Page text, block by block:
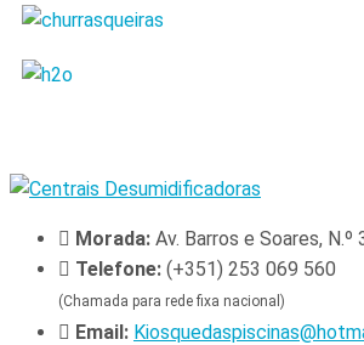
Morada: Av. Barros e Soares,
Telefone: (+351) 253 069 560
(Chamada para rede fixa nacional)
Email: